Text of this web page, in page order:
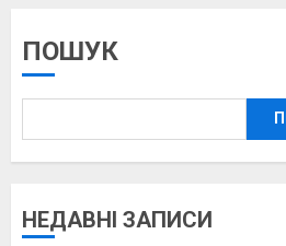
ПОШУК
НЕДАВНІ ЗАПИСИ